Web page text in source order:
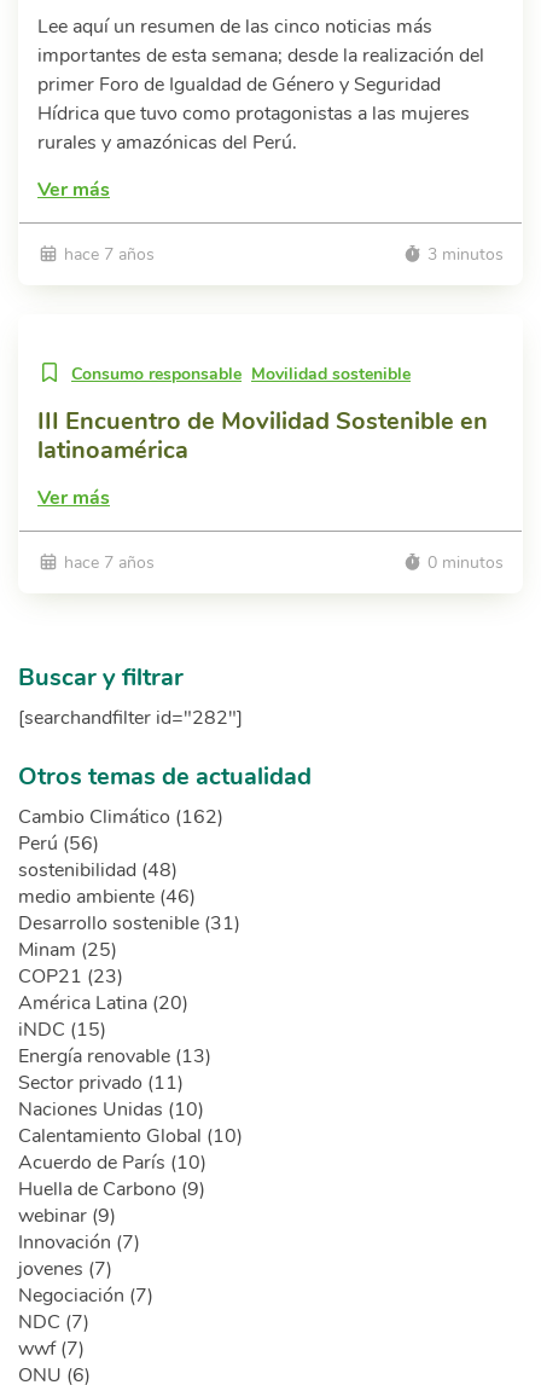
Lee aquí un resumen de las cinco noticias más
importantes de esta semana; desde la realización del
primer Foro de Igualdad de Género y Seguridad
Hídrica que tuvo como protagonistas a las mujeres
rurales y amazónicas del Perú.
Ver más
hace 7 años 3 minutos
Consumo responsable Movilidad sostenible
III Encuentro de Movilidad Sostenible en
latinoamérica
Ver más
hace 7 años 0 minutos
Buscar y filtrar
[searchandfilter id="282"]
Otros temas de actualidad
Cambio Climático (162)
Perú (56)
sostenibilidad (48)
medio ambiente (46)
Desarrollo sostenible (31)
Minam (25)
COP21 (23)
América Latina (20)
iNDC (15)
Energía renovable (13)
Sector privado (11)
Naciones Unidas (10)
Calentamiento Global (10)
Acuerdo de París (10)
Huella de Carbono (9)
webinar (9)
Innovación (7)
jovenes (7)
Negociación (7)
NDC (7)
wwf (7)
ONU (6)